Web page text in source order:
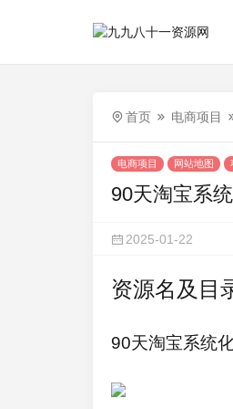
首页 电商项目
电商项目 网站地图
90天淘宝系
2025-01-22
资源名及目
90天淘宝系统